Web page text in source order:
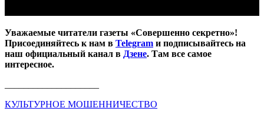
Уважаемые читатели газеты «Совершенно секретно»!
Присоединяйтесь к нам в Telegram и подписывайтесь на
наш официальный канал в Дзене. Там все самое
интересное.
КУЛЬТУРНОЕ МОШЕННИЧЕСТВО